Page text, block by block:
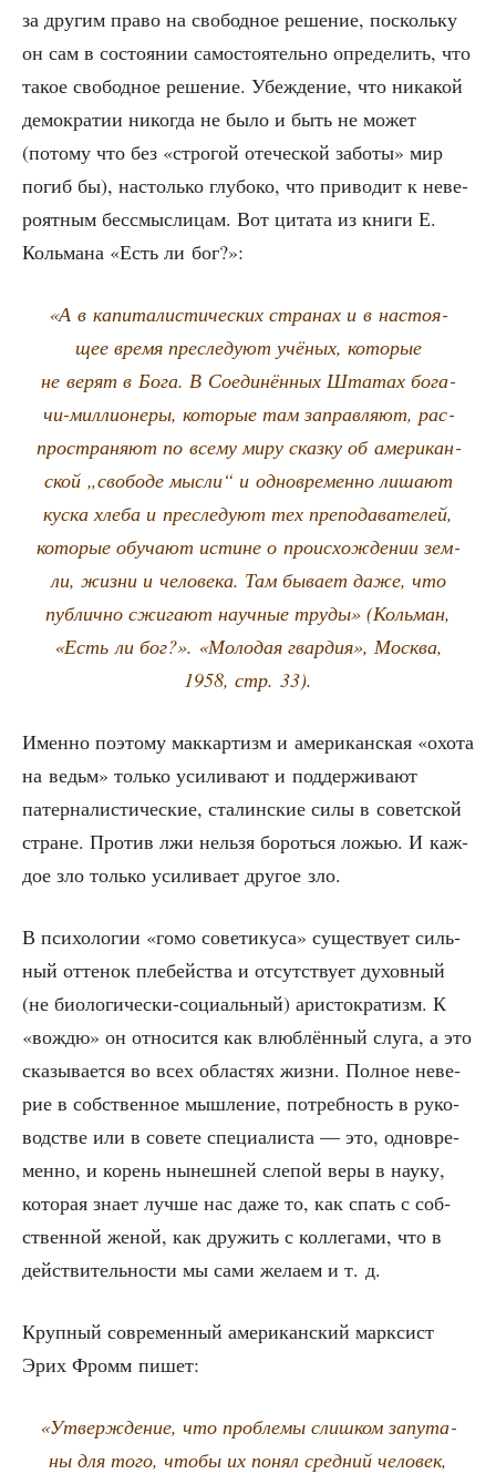
за дру­гим пра­во на сво­бод­ное реше­ние, посколь­ку
он сам в состо­я­нии само­сто­я­тель­но опре­де­лить, что
такое сво­бод­ное реше­ние. Убеж­де­ние, что ника­кой
демо­кра­тии нико­гда не было и быть не может
(пото­му что без «стро­гой оте­че­ской забо­ты» мир
погиб бы), настоль­ко глу­бо­ко, что при­во­дит к неве­
ро­ят­ным бес­смыс­ли­цам. Вот цита­та из кни­ги Е.
Коль­ма­на «Есть ли бог?»:
«А в капи­та­ли­сти­че­ских стра­нах и в насто­я­
щее вре­мя пре­сле­ду­ют учё­ных, кото­рые
не верят в Бога. В Соеди­нён­ных Шта­тах бога­
чи-мил­ли­о­не­ры, кото­рые там заправ­ля­ют, рас­
про­стра­ня­ют по все­му миру сказ­ку об аме­ри­кан­
ской „сво­бо­де мыс­ли“ и одно­вре­мен­но лиша­ют
кус­ка хле­ба и пре­сле­ду­ют тех пре­по­да­ва­те­лей,
кото­рые обу­ча­ют истине о про­ис­хож­де­нии зем­
ли, жиз­ни и чело­ве­ка. Там быва­ет даже, что
пуб­лич­но сжи­га­ют науч­ные тру­ды» (Коль­ман,
«Есть ли бог?». «Моло­дая гвар­дия», Москва,
1958, стр. 33).
Имен­но поэто­му мак­кар­тизм и аме­ри­кан­ская «охо­та
на ведьм» толь­ко уси­ли­ва­ют и под­дер­жи­ва­ют
патер­на­ли­сти­че­ские, ста­лин­ские силы в совет­ской
стране. Про­тив лжи нель­зя бороть­ся ложью. И каж­
дое зло толь­ко уси­ли­ва­ет дру­гое зло.
В пси­хо­ло­гии «гомо сове­ти­ку­са» суще­ству­ет силь­
ный отте­нок пле­бей­ства и отсут­ству­ет духов­ный
(не био­ло­ги­че­ски-соци­аль­ный) ари­сто­кра­тизм. К
«вождю» он отно­сит­ся как влюб­лён­ный слу­га, а это
ска­зы­ва­ет­ся во всех обла­стях жиз­ни. Пол­ное неве­
рие в соб­ствен­ное мыш­ле­ние, потреб­ность в руко­
вод­стве или в сове­те спе­ци­а­ли­ста — это, одно­вре­
мен­но, и корень нынеш­ней сле­пой веры в нау­ку,
кото­рая зна­ет луч­ше нас даже то, как спать с соб­
ствен­ной женой, как дру­жить с кол­ле­га­ми, что в
дей­стви­тель­но­сти мы сами жела­ем и т. д.
Круп­ный совре­мен­ный аме­ри­кан­ский марк­сист
Эрих Фромм пишет:
«Утвер­жде­ние, что про­бле­мы слиш­ком запу­та­
ны для того, что­бы их понял сред­ний чело­век,